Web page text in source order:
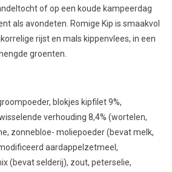
of op een koude kampeerdag
als avondeten. Romige Kip is smaakvol
rijst en mals kippenvlees, in een
groenten.
blokjes kipfilet 9%,
verhouding 8,4% (wortelen,
zonnebloe- moliepoeder (bevat melk,
aardappelzetmeel,
(bevat selderij), zout, peterselie,